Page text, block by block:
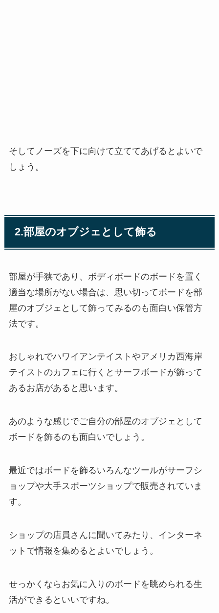
そしてノーズを下に向けて立ててあげるとよいで
しょう。
2.部屋のオブジェとして飾る
部屋が手狭であり、ボディボードのボードを置く
適当な場所がない場合は、思い切ってボードを部
屋のオブジェとして飾ってみるのも面白い保管方
法です。
おしゃれでハワイアンテイストやアメリカ西海岸
テイストのカフェに行くとサーフボードが飾って
あるお店があると思います。
あのような感じでご自分の部屋のオブジェとして
ボードを飾るのも面白いでしょう。
最近ではボードを飾るいろんなツールがサーフシ
ョップや大手スポーツショップで販売されていま
す。
ショップの店員さんに聞いてみたり、インターネ
ットで情報を集めるとよいでしょう。
せっかくならお気に入りのボードを眺められる生
活ができるといいですね。